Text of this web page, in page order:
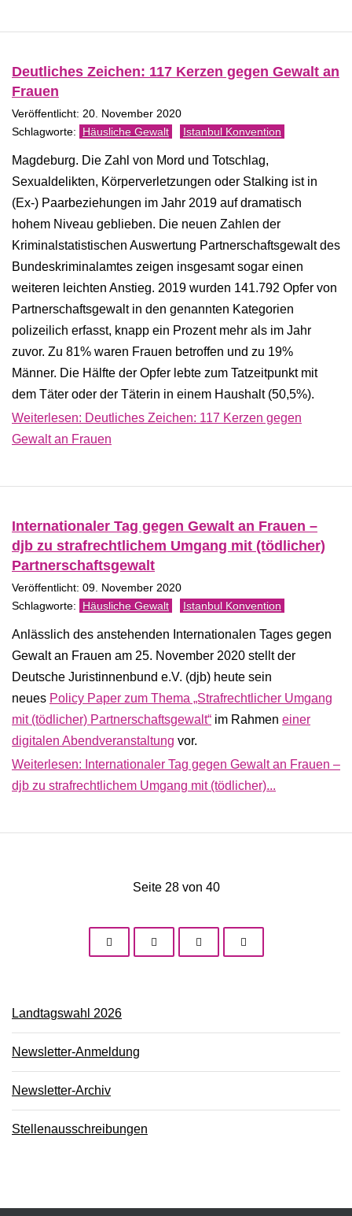
Deutliches Zeichen: 117 Kerzen gegen Gewalt an
Frauen
Veröffentlicht: 20. November 2020
Häusliche Gewalt Istanbul Konvention
Magdeburg. Die Zahl von Mord und Totschlag,
Sexualdelikten, Körperverletzungen oder Stalking ist in
(Ex-) Paarbeziehungen im Jahr 2019 auf dramatisch
hohem Niveau geblieben. Die neuen Zahlen der
Kriminalstatistischen Auswertung Partnerschaftsgewalt des
Bundeskriminalamtes zeigen insgesamt sogar einen
weiteren leichten Anstieg. 2019 wurden 141.792 Opfer von
Partnerschaftsgewalt in den genannten Kategorien
polizeilich erfasst, knapp ein Prozent mehr als im Jahr
zuvor. Zu 81% waren Frauen betroffen und zu 19%
Männer. Die Hälfte der Opfer lebte zum Tatzeitpunkt mit
dem Täter oder der Täterin in einem Haushalt (50,5%).
Weiterlesen: Deutliches Zeichen: 117 Kerzen gegen
Gewalt an Frauen
Internationaler Tag gegen Gewalt an Frauen –
djb zu strafrechtlichem Umgang mit (tödlicher)
Partnerschaftsgewalt
Veröffentlicht: 09. November 2020
Häusliche Gewalt Istanbul Konvention
Anlässlich des anstehenden Internationalen Tages gegen
Gewalt an Frauen am 25. November 2020 stellt der
Deutsche Juristinnenbund e.V. (djb) heute sein
neues Policy Paper zum Thema „Strafrechtlicher Umgang
mit (tödlicher) Partnerschaftsgewalt“ im Rahmen einer
digitalen Abendveranstaltung vor.
Weiterlesen: Internationaler Tag gegen Gewalt an Frauen –
djb zu strafrechtlichem Umgang mit (tödlicher)...
Seite 28 von 40
Landtagswahl 2026
Newsletter-Anmeldung
Newsletter-Archiv
Stellenausschreibungen